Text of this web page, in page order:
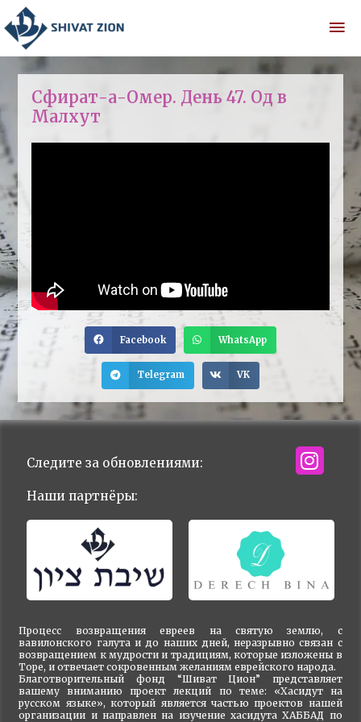
Сфират-а-Омер. День 47. Од в
Малхут
Facebook WhatsApp
Telegram VK
Процесс возвращения евреев на святую землю, с
вавилонского галута и до наших дней, неразрывно связан с
возвращением к мудрости и традициям, которые изложены в
Торе, и отвечает сокровенным желаниям еврейского народа.
Благотворительный фонд “Шиват Цион” представляет
вашему вниманию проект лекций по теме: «Хасидут на
русском языке», который является частью проектов нашей
организации и направлен на изучение хасидута ХАББАД по
Следите за обновлениями:
Наши партнёры: